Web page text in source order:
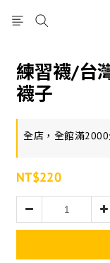
練習襪/台
襪子
全店，全館滿
NT$220